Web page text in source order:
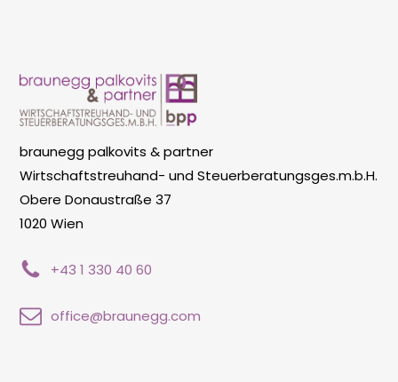
braunegg palkovits & partner
Wirtschaftstreuhand- und Steuerberatungsges.m.b.H.
Obere Donaustraße 37
1020 Wien
+43 1 330 40 60
office@braunegg.com